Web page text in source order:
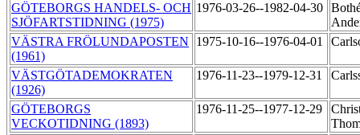
GÖTEBORGS HANDELS- OCH
SJÖFARTSTIDNING (1975)
1976-03-26--1982-04-30
VÄSTRA FRÖLUNDAPOSTEN
(1961)
1975-10-16--1976-04-01
VÄSTGÖTADEMOKRATEN
(1926)
1976-11-23--1979-12-31
GÖTEBORGS
VECKOTIDNING (1893)
1976-11-25--1977-12-29